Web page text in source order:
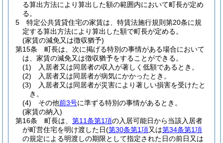
る算出方法により算出した額の範囲内において町長が定め
る。
5
特定公共賃貸住宅の家賃は、特賃法施行規則第20条に規
定する算出方法により算出した額で町長が定める。
(家賃の減免又は徴収猶予)
第15条
町長は、次に掲げる特別の事情がある場合において
は、家賃の減免又は徴収猶予をすることができる。
(1)
入居者又は同居者の収入が著しく低額であるとき。
(2)
入居者又は同居者が病気にかかったとき。
(3)
入居者又は同居者が災害により著しい損害を受けたと
き。
(4)
その他前3号に準ずる特別の事情があるとき。
(家賃の納入)
第16条
町長は、 第11条第1項の入居可能日から当該入居者
が町営住宅を明け渡した日(第30条第1項又は第34条第1項
の規定による明渡しの期限として指定された日の前日又は